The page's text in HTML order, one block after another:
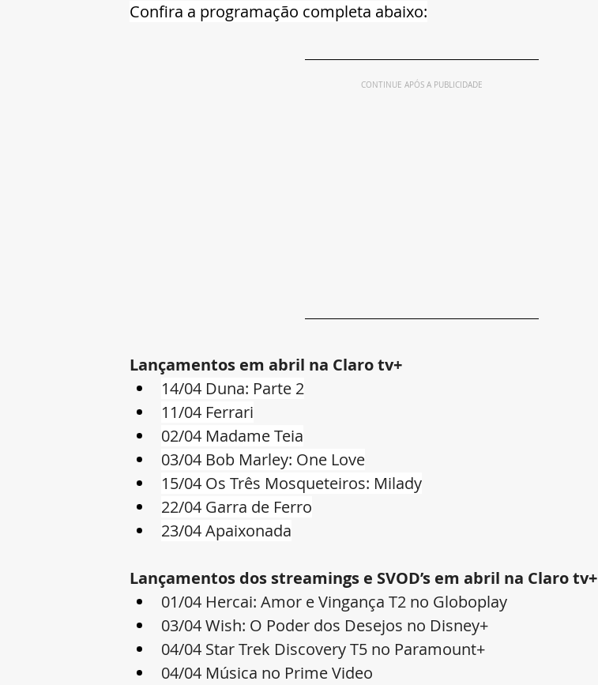
Confira a programação completa abaixo:
CONTINUE APÓS A PUBLICIDADE
Lançamentos em abril na Claro tv+
14/04 Duna: Parte 2
11/04 Ferrari
02/04 Madame Teia
03/04 Bob Marley: One Love
15/04 Os Três Mosqueteiros: Milady
22/04 Garra de Ferro
23/04 Apaixonada
Lançamentos dos streamings e SVOD’s em abril na Claro tv+
01/04 Hercai: Amor e Vingança T2 no Globoplay
03/04 Wish: O Poder dos Desejos no Disney+
04/04 Star Trek Discovery T5 no Paramount+
04/04 Música no Prime Video